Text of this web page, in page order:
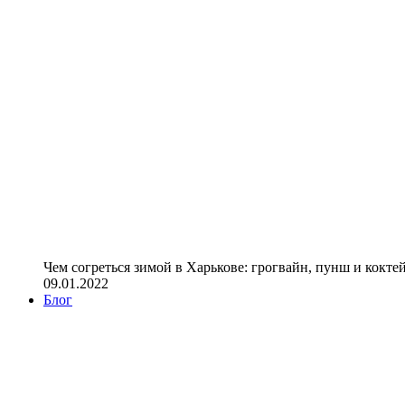
Чем согреться зимой в Харькове: грогвайн, пунш и
09.01.2022
Блог